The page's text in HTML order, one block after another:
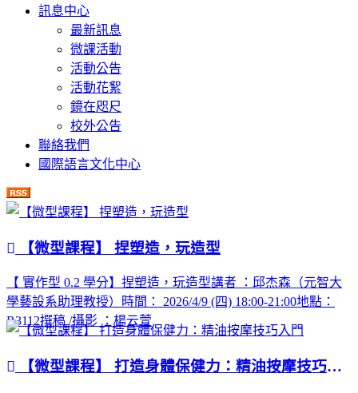
訊息中心
最新訊息
微課活動
活動公告
活動花絮
鏡在咫尺
校外公告
聯絡我們
國際語言文化中心
【微型課程】 捏塑造，玩造型
【 實作型 0.2 學分】捏塑造，玩造型講者 ：邱杰森（元智大
學藝設系助理教授）時間： 2026/4/9 (四) 18:00-21:00地點：
R3112撰稿 /攝影 ：楊云萱
【微型課程】 打造身體保健力：精油按摩技巧入門